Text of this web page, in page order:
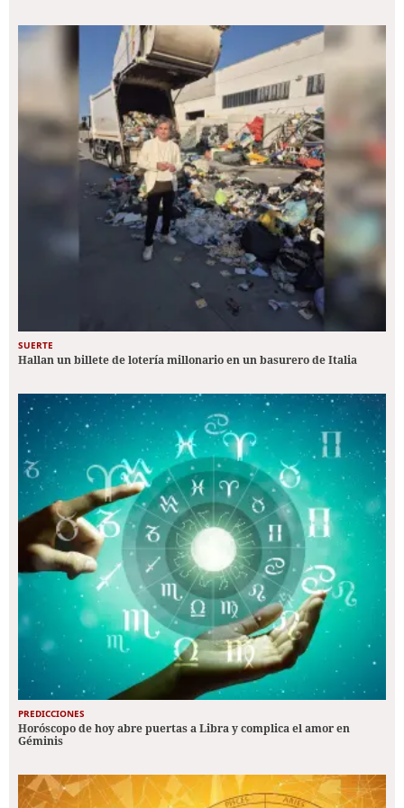
SUERTE
Hallan un billete de lotería millonario en un basurero de Italia
PREDICCIONES
Horóscopo de hoy abre puertas a Libra y complica el amor en
Géminis